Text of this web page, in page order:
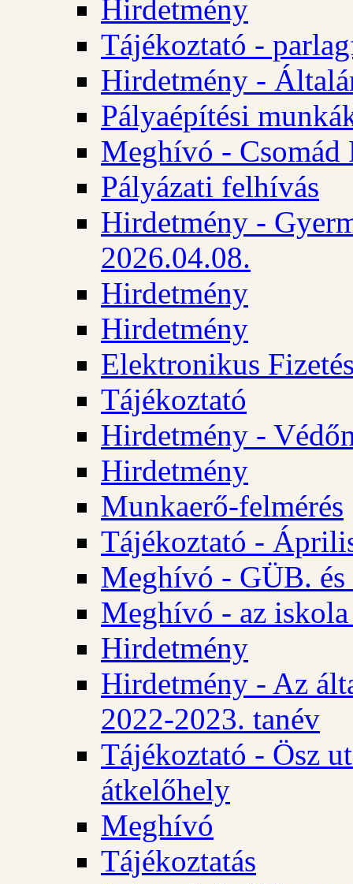
Hirdetmény
Tájékoztató -
Hirdetmény -
Pályaépítési
Meghívó - Csomád
Pályázati felhívás
Hirdetmény -
2026.04.08.
Hirdetmény
Hirdetmény
Elektronikus
Tájékoztató
Hirdetmény -
Hirdetmény
Munkaerő-felmérés
Tájékoztató -
Meghívó - GÜB.
Meghívó - az iskola
Hirdetmény
Hirdetmény - Az
2022-2023. tanév
Tájékoztató - Ösz
átkelőhely
Meghívó
Tájékoztatás